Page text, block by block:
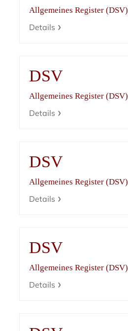
Allgemeines Register (DSV)
Details
DSV
Allgemeines Register (DSV)
Details
DSV
Allgemeines Register (DSV)
Details
DSV
Allgemeines Register (DSV)
Details